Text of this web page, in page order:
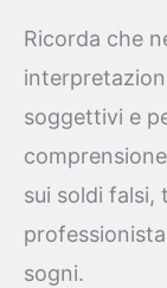
Ricorda che
soggettivi e
sui soldi falsi,
sogni.